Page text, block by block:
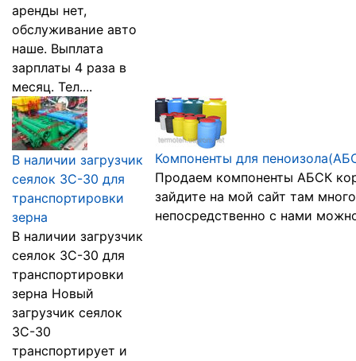
аренды нет,
обслуживание авто
наше. Выплата
зарплаты 4 раза в
месяц. Тел....
В наличии загрузчик
сеялок ЗС-30 для
транспортировки
зерна
В наличии загрузчик
сеялок ЗС-30 для
транспортировки
зерна Новый
загрузчик сеялок
ЗС-30
транспортирует и
Компоненты для
Продаем компоненты АБСК
зайдите на мой сайт там
непосредственно с нами